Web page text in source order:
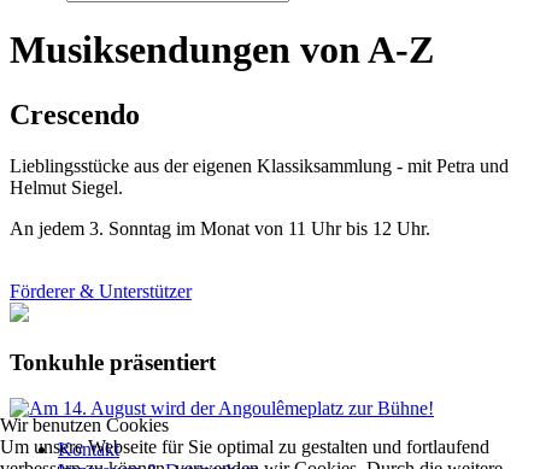
Musiksendungen von A-Z
Crescendo
Lieblingsstücke aus der eigenen Klassiksammlung - mit Petra und
Helmut Siegel.
An jedem 3. Sonntag im Monat von 11 Uhr bis 12 Uhr.
Förderer & Unterstützer
Tonkuhle präsentiert
Kontakt
Wir benutzen Cookies
Um unsere Webseite für Sie optimal zu gestalten und fortlaufend